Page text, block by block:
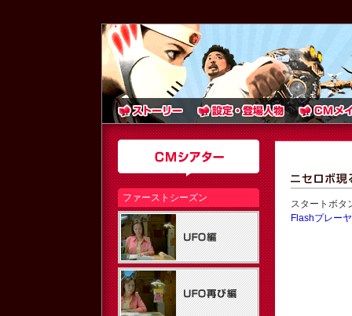
スタートボタ
Flashプレー
ファーストシーズン